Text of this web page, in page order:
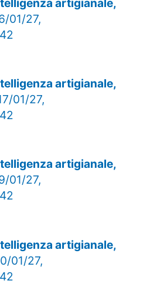
artigianale,
01/27,
artigianale,
01/27,
artigianale,
01/27,
artigianale,
01/27,